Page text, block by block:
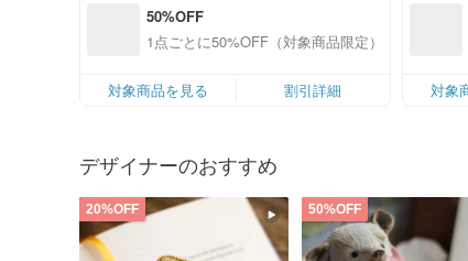
50%OFF
1点ごとに50%OFF（対象商品限定）
対象商品を見る 割引詳細 対象
デザイナーのおすすめ
20%OFF 50%OFF